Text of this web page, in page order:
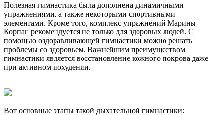
Полезная гимнастика была дополнена динамичными
упражнениями, а также некоторыми спортивными
элементами. Кроме того, комплекс упражнений Марины
Корпан рекомендуется не только для здоровых людей. С
помощью оздоравливающей гимнастики можно решать
проблемы со здоровьем. Важнейшим преимуществом
гимнастики является восстановление кожного покрова даже
при активном похудении.
Вот основные этапы такой дыхательной гимнастики: